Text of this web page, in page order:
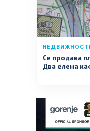
Се продава
Два елена